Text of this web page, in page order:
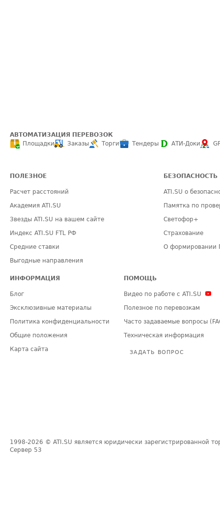
АВТОМАТИЗАЦИЯ ПЕРЕВОЗОК
Площадки
Заказы Торги Тендеры АТИ-Доки
ПОЛЕЗНОЕ
Расчет расстояний
Академия ATI.SU
Звезды ATI.SU на вашем сайте
Индекс ATI.SU FTL РФ
Средние ставки
Выгодные направления
БЕЗОПАСНОСТЬ
ATI.SU о
Памятка по
Светофор+
Страхование
О формировании
ИНФОРМАЦИЯ
Блог
Эксклюзивные материалы
Политика конфиденциальности
Общие положения
Карта сайта
ПОМОЩЬ
Видео по работе с ATI.SU
Полезное по перевозкам
Часто задаваемые вопросы
Техническая информация
ЗАДАТЬ ВОПРОС
1998-2026 © ATI.SU является юридически зарегистрированной
Сервер 53